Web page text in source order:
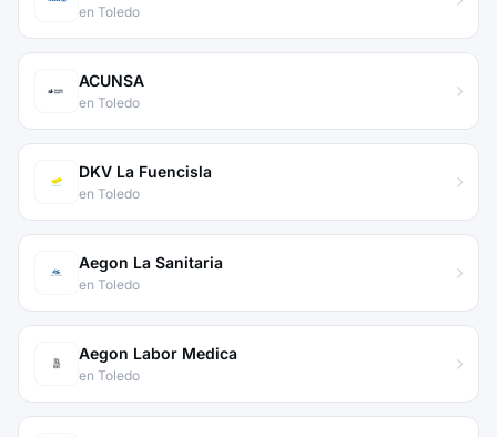
en Toledo
ACUNSA
en Toledo
DKV La Fuencisla
en Toledo
Aegon La Sanitaria
en Toledo
Aegon Labor Medica
en Toledo